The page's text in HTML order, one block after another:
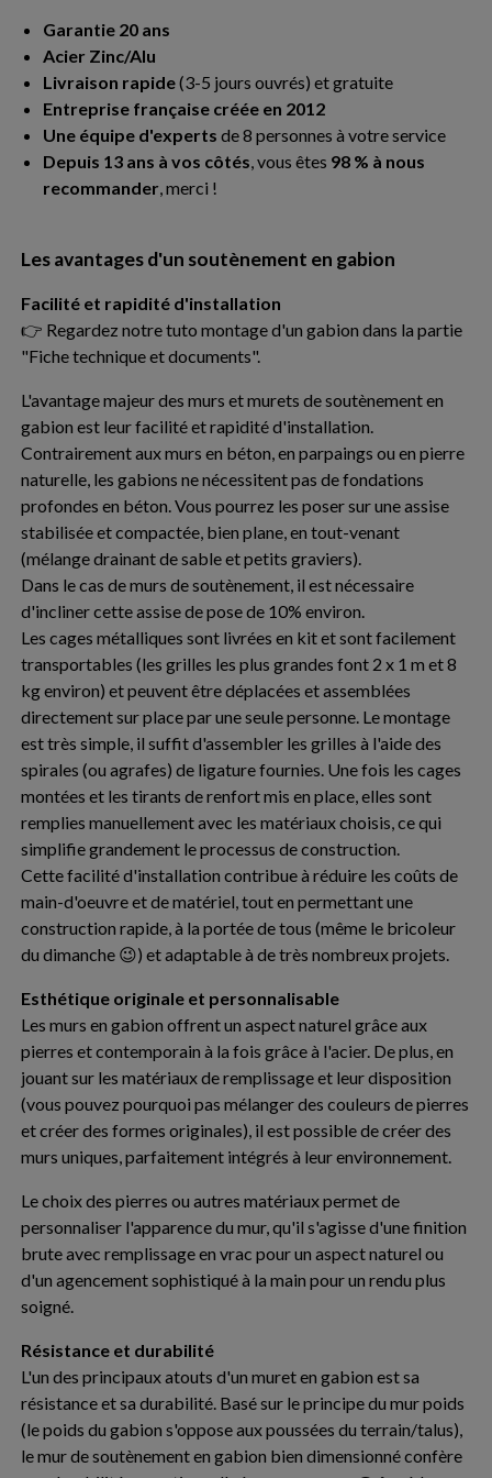
Garantie 20 ans
Acier Zinc/Alu
Livraison rapide(3-5 jours ouvrés) et gratuite
Entreprise française créée en 2012
Une équipe d'experts de 8 personnes à votre service
Depuis 13 ans à vos côtés, vous êtes 98 % à nous
recommander, merci !
Les avantages d'un soutènement en gabion
Facilité et rapidité d'installation
👉 Regardez notre tuto montage d'un gabion dans la partie
"Fiche technique et documents".
L'avantage majeur des murs et murets de soutènement en
gabion est leur facilité et rapidité d'installation.
Contrairement aux murs en béton, en parpaings ou en pierre
naturelle, les gabions ne nécessitent pas de fondations
profondes en béton. Vous pourrez les poser sur une assise
stabilisée et compactée, bien plane, en tout-venant
(mélange drainant de sable et petits graviers).
Dans le cas de murs de soutènement, il est nécessaire
d'incliner cette assise de pose de 10% environ.
Les cages métalliques sont livrées en kit et sont facilement
transportables (les grilles les plus grandes font 2 x 1 m et 8
kg environ) et peuvent être déplacées et assemblées
directement sur place par une seule personne. Le montage
est très simple, il suffit d'assembler les grilles à l'aide des
spirales (ou agrafes) de ligature fournies. Une fois les cages
montées et les tirants de renfort mis en place, elles sont
remplies manuellement avec les matériaux choisis, ce qui
simplifie grandement le processus de construction.
Cette facilité d'installation contribue à réduire les coûts de
main-d'oeuvre et de matériel, tout en permettant une
construction rapide, à la portée de tous (même le bricoleur
du dimanche 😉) et adaptable à de très nombreux projets.
Esthétique originale et personnalisable
Les murs en gabion offrent un aspect naturel grâce aux
pierres et contemporain à la fois grâce à l'acier. De plus, en
jouant sur les matériaux de remplissage et leur disposition
(vous pouvez pourquoi pas mélanger des couleurs de pierres
et créer des formes originales), il est possible de créer des
murs uniques, parfaitement intégrés à leur environnement.
Le choix des pierres ou autres matériaux permet de
personnaliser l'apparence du mur, qu'il s'agisse d'une finition
brute avec remplissage en vrac pour un aspect naturel ou
d'un agencement sophistiqué à la main pour un rendu plus
soigné.
Résistance et durabilité
L'un des principaux atouts d'un muret en gabion est sa
résistance et sa durabilité. Basé sur le principe du mur poids
(le poids du gabion s'oppose aux poussées du terrain/talus),
le mur de soutènement en gabion bien dimensionné confère